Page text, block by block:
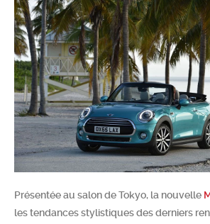
Chercher
Présentée au salon de Tokyo, la nouvelle
les tendances stylistiques des derniers